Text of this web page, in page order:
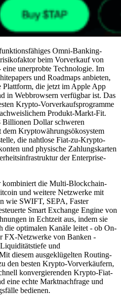
Omni-Banking-
beim Vorverkauf von
unerprobte Technologie. Im
und Roadmaps anbieten,
die jetzt im Apple App
in Webbrowsern verfügbar ist. Das
Krypto-Vorverkaufsprogramme
Produkt-Markt-Fit.
Billionen Dollar schweren
Kryptowährungsökosystem
die nahtlose Fiat-zu-Krypto-
und physische Zahlungskarten
der Enterprise-
kombiniert die Multi-Blockchain-
und weitere Netzwerke mit
wie SWIFT, SEPA, Faster
Smart Exchange Engine von
in Echtzeit aus, indem sie
die optimalen Kanäle leitet - ob On-
FX-Netzwerke von Banken -
und
diesem ausgeklügelten Routing-
den besten Krypto-Vorverkäufern,
konvergierenden Krypto-Fiat-
eine echte Marktnachfrage und
bedienen.